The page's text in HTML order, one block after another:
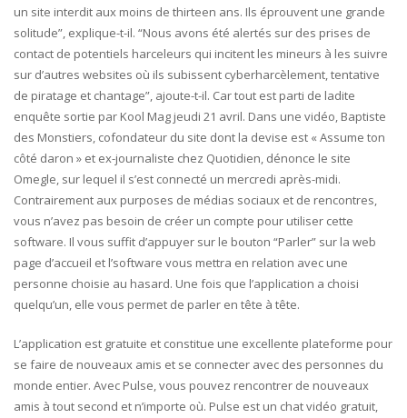
un site interdit aux moins de thirteen ans. Ils éprouvent une grande
solitude”, explique-t-il. “Nous avons été alertés sur des prises de
contact de potentiels harceleurs qui incitent les mineurs à les suivre
sur d’autres websites où ils subissent cyberharcèlement, tentative
de piratage et chantage”, ajoute-t-il. Car tout est parti de ladite
enquête sortie par Kool Mag jeudi 21 avril. Dans une vidéo, Baptiste
des Monstiers, cofondateur du site dont la devise est « Assume ton
côté daron » et ex-journaliste chez Quotidien, dénonce le site
Omegle, sur lequel il s’est connecté un mercredi après-midi.
Contrairement aux purposes de médias sociaux et de rencontres,
vous n’avez pas besoin de créer un compte pour utiliser cette
software. Il vous suffit d’appuyer sur le bouton “Parler” sur la web
page d’accueil et l’software vous mettra en relation avec une
personne choisie au hasard. Une fois que l’application a choisi
quelqu’un, elle vous permet de parler en tête à tête.
L’application est gratuite et constitue une excellente plateforme pour
se faire de nouveaux amis et se connecter avec des personnes du
monde entier. Avec Pulse, vous pouvez rencontrer de nouveaux
amis à tout second et n’importe où. Pulse est un chat vidéo gratuit,